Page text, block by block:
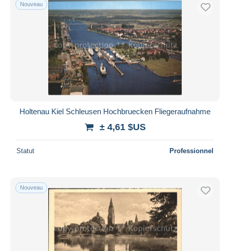
Nouveau
Holtenau Kiel Schleusen Hochbruecken Fliegeraufnahme
± 4,61 $US
Statut Professionnel
Nouveau